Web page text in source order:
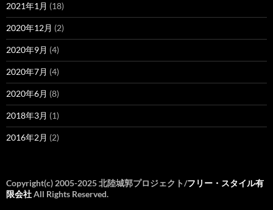
2021年1月 (18)
2020年12月 (2)
2020年9月 (4)
2020年7月 (4)
2020年6月 (8)
2018年3月 (1)
2016年2月 (2)
Copyright(c) 2005-2025 北陸城郭プロジェクト/フリー・スタイル有
限会社All Rights Reserved.